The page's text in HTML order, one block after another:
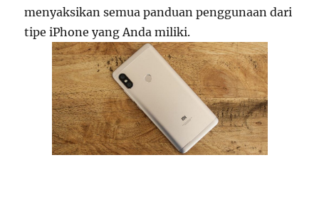
menyaksikan semua panduan penggunaan dari
tipe iPhone yang Anda miliki.